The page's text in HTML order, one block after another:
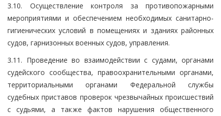
3.10. Осуществление контроля за противопожарными
мероприятиями и обеспечением необходимых санитарно-
гигиенических условий в помещениях и зданиях районных
судов, гарнизонных военных судов, управления.
3.11. Проведение во взаимодействии с судами, органами
судейского сообщества, правоохранительными органами,
территориальными органами Федеральной службы
судебных приставов проверок чрезвычайных происшествий
с судьями, а также фактов нарушения общественного